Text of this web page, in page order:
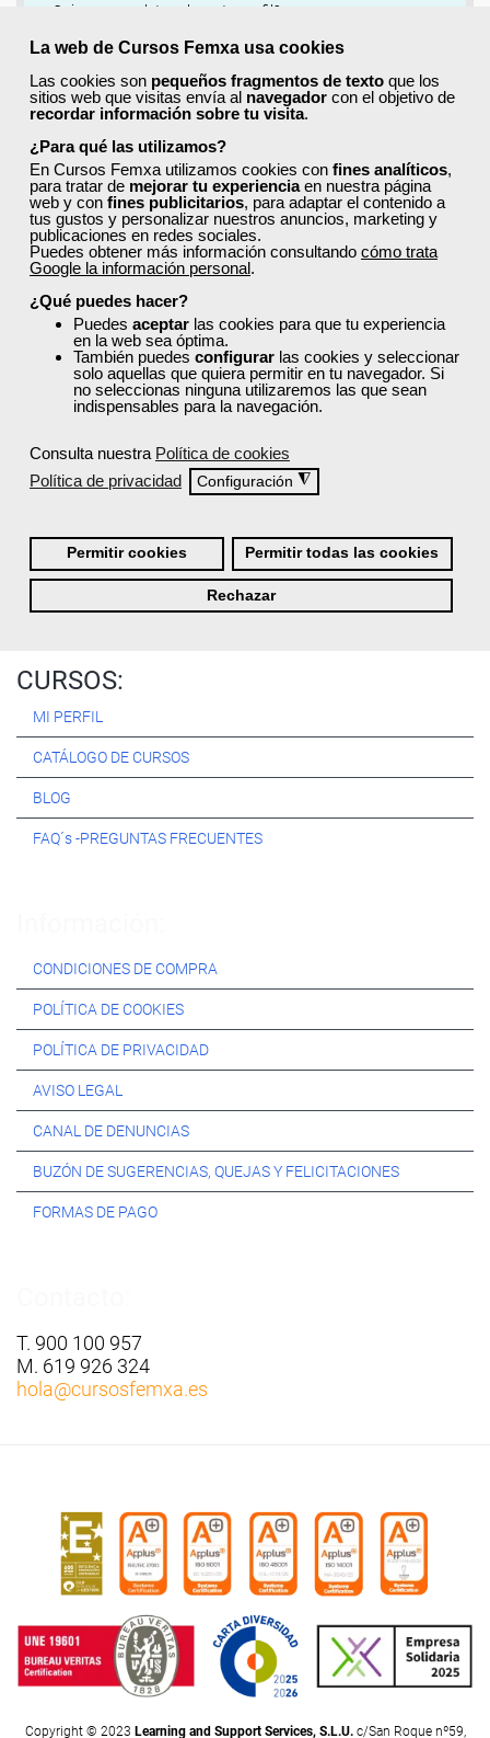
La web de Cursos Femxa usa cookies
Las cookies son pequeños fragmentos de texto que los
sitios web que visitas envía al navegador con el objetivo de
recordar información sobre tu visita.
¿Para qué las utilizamos?
En Cursos Femxa utilizamos cookies con fines analíticos,
para tratar de mejorar tu experienciaen nuestra página
web y con fines publicitarios, para adaptar el contenido a
tus gustos y personalizar nuestros anuncios, marketing y
publicaciones en redes sociales.
Puedes obtener más información consultando cómo trata
Google la información personal.
¿Qué puedes hacer?
Puedes aceptar las cookies para que tu experiencia
en la web sea óptima.
También puedes configurar las cookies y seleccionar
solo aquellas que quiera permitir en tu navegador. Si
no seleccionas ninguna utilizaremos las que sean
indispensables para la navegación.
Consulta nuestra Política de cookies
Política de privacidad
Configuración ◮
Permitir cookies Permitir todas las cookies
Rechazar
¿Quieres completar ahora tu perfil?
Si
No, completaré mi perfil más adelante
Newsletter
Si, quiero recibir información sobre cursos, ofertas
exclusivas y recursos para el aprendizaje.
Términos y condiciones
He leído y acepto la Política de Privacidad
Registrarse
Quiénes Somos:
Especialistas en consultoría y formación para el empleo
Nuestro objetivo diario es, única y exclusivamente, ayudarte a
conseguir tus metas profesionales ofreciéndote los mejores
CURSOS:
MI PERFIL
CATÁLOGO DE CURSOS
BLOG
FAQ´s -PREGUNTAS FRECUENTES
CONDICIONES DE COMPRA
POLÍTICA DE COOKIES
POLÍTICA DE PRIVACIDAD
AVISO LEGAL
CANAL DE DENUNCIAS
BUZÓN DE SUGERENCIAS, QUEJAS Y FELICITACIONES
FORMAS DE PAGO
T. 900 100 957
M. 619 926 324
hola@cursosfemxa.es
Copyright © 2023 Learning and Support Services, S.L.U.c/San Roque nº59,